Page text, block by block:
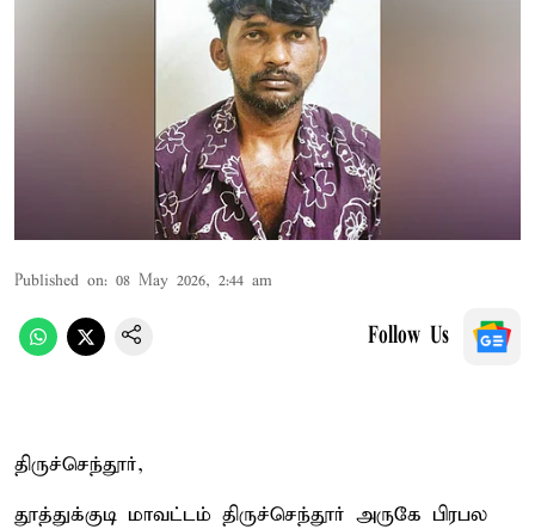
Published on: 08 May 2026, 2:44 am
Follow Us
திருச்செந்தூர்,
தூத்துக்குடி மாவட்டம் திருச்செந்தூர் அருகே பிரபல